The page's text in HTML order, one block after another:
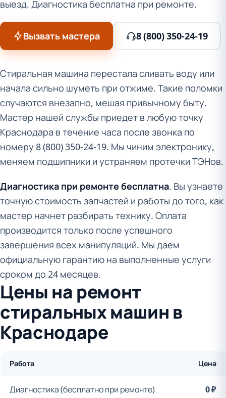
выезд. Диагностика бесплатна при ремонте.
Вызвать мастера 8 (800) 350-24-19
Стиральная машина перестала сливать воду или
начала сильно шуметь при отжиме. Такие поломки
случаются внезапно, мешая привычному быту.
Мастер нашей службы приедет в любую точку
Краснодара в течение часа после звонка по
номеру 8 (800) 350-24-19. Мы чиним электронику,
меняем подшипники и устраняем протечки ТЭНов.
Диагностика при ремонте бесплатна. Вы узнаете
точную стоимость запчастей и работы до того, как
мастер начнет разбирать технику. Оплата
производится только после успешного
завершения всех манипуляций. Мы даем
официальную гарантию на выполненные услуги
сроком до 24 месяцев.
Цены на ремонт
стиральных машин в
Краснодаре
Работа Цена
Диагностика (бесплатно при ремонте) 0 ₽